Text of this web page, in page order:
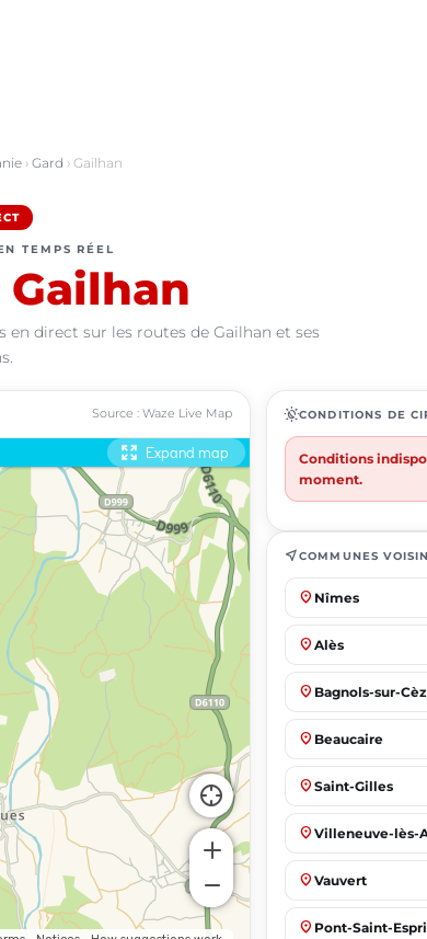
› Gard › Gailhan
TEMPS RÉEL
Gailhan
direct sur les routes de Gailhan et ses
Source : Waze Live Map routineCONDITIONS DE
Conditions
moment.
near_meCOMMUNES
place Nîmes
place Alès
place Bagnols-sur-
place Beaucaire
place Saint-Gilles
place Villeneuve-lès-
place Vauvert
place Pont-Saint-